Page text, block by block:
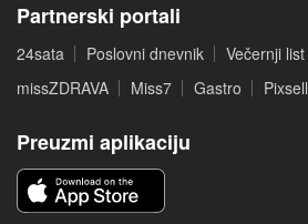
Partnerski portali
24sata Poslovni dnevnik Večernji list
missZDRAVA
Miss7 Gastro Pixsell
Preuzmi aplikaciju